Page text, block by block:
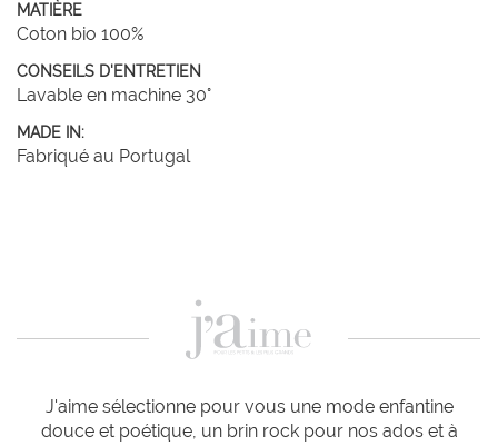
MATIÈRE
Coton bio 100%
CONSEILS D'ENTRETIEN
Lavable en machine 30°
MADE IN:
Fabriqué au Portugal
J'aime sélectionne pour vous une mode enfantine
douce et poétique, un brin rock pour nos ados et à